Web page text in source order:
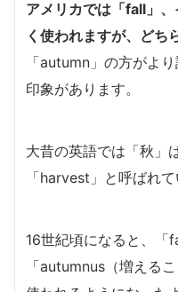
アメリカでは「fall」
く使われますが、どち
「autumn」の方がよ
印象があります。
大昔の英語では「秋」
「harvest」と呼ばれて
16世紀頃になると、「
「autumnus（増える